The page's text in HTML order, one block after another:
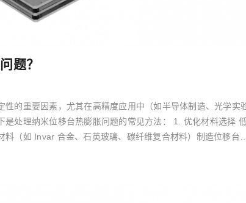
题？
的重要因素，尤其在高精度应用中（如半导体制造、光学实
是处理纳米位移台热膨胀问题的常见方法： 1. 优化材料选择
（如 Invar 合金、石英玻璃、碳纤维复合材料）制造位移台的